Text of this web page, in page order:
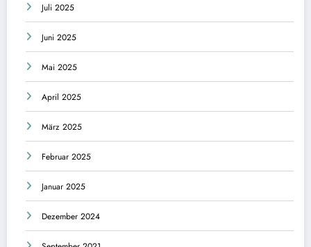
Juli 2025
Juni 2025
Mai 2025
April 2025
März 2025
Februar 2025
Januar 2025
Dezember 2024